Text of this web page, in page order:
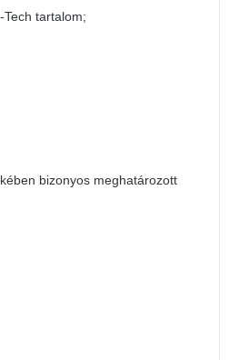
tartalom;
bizonyos meghatározott